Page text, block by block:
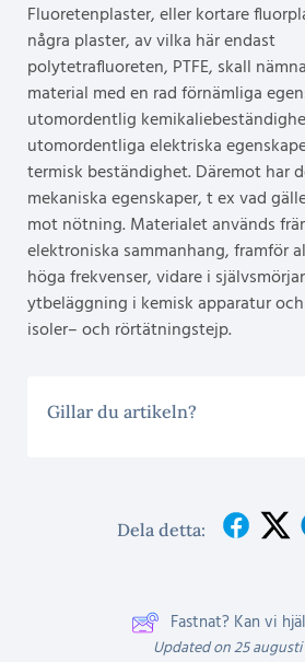
Fluoretenplaster, eller kortare
några plaster, av vilka här endast
polytetrafluoreten, PTFE, skall
material med en rad förnämliga
utomordentlig
utomordentliga elektriska
termisk beständighet. Däremot har
mekaniska egenskaper, t ex vad
mot nötning. Materialet används
elektroniska sammanhang, framför
höga frekvenser, vidare i
ytbeläggning i kemisk apparatur
isoler– och rörtätningstejp.
Gillar du artikeln?
Dela detta:
Fastnat? Kan vi
Updated on 25